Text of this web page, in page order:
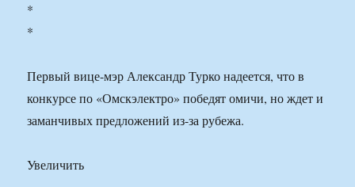
*
*
Первый вице-мэр Александр Турко надеется, что в
конкурсе по «Омскэлектро» победят омичи, но ждет и
заманчивых предложений из-за рубежа.
Увеличить